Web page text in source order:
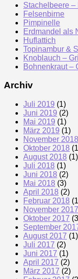
Stachelbeere –
Felsenbirne
Pimpinelle
Erdmandel als
Huflattich
Topinambur &
Knoblauch –
Bohnenkraut –
Archiv
Juli 2019 (1)
Juni 2019 (2)
Mai 2019 (1)
März 2019 (1)
November 2018
Oktober 2018
August 2018 (1)
Juli 2018 (1)
Juni 2018 (2)
Mai 2018 (3)
April 2018 (2)
Februar 2018
November 2017
Oktober 2017
September
August 2017 (1)
Juli 2017 (2)
Juni 2017 (1)
April 2017 (2)
März 2017 (2)